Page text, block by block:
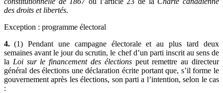
des droits et libertés.
Exception : programme électoral
4. (1) Pendant une campagne électorale et au plus tard deux
semaines avant le jour du scrutin, le chef d’un parti inscrit au sens de
la Loi sur le financement des électionspeut remettre au directeur
général des élections une déclaration écrite portant que, s’il forme le
gouvernement après les élections, son parti a l’intention, selon le cas
: